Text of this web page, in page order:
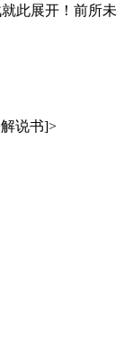
此展开！前所未
说书]>